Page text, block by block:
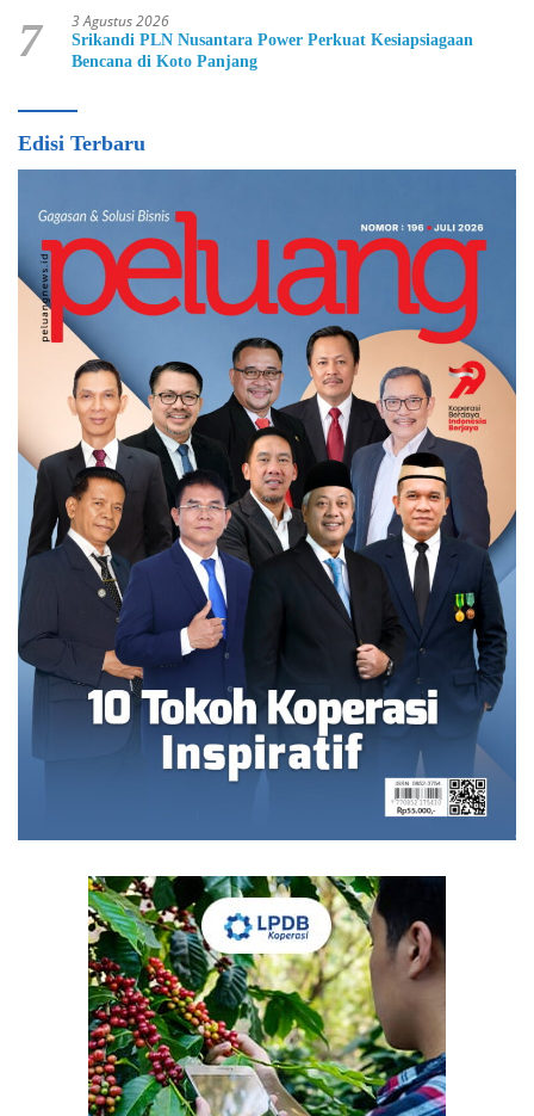
7 3 Agustus 2026
Srikandi PLN Nusantara Power Perkuat Kesiapsiagaan
Bencana di Koto Panjang
Edisi Terbaru